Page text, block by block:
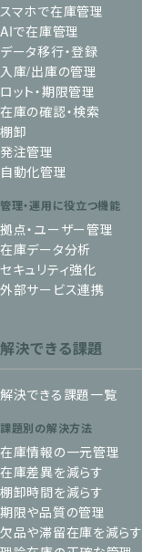
スマホで在庫管理
AIで在庫管理
データ移行・登録
入庫/出庫の管理
ロット・期限管理
在庫の確認・検索
棚卸
発注管理
自動化管理
管理・運用に役立つ機能
拠点・ユーザー管理
在庫データ分析
セキュリティ強化
外部サービス連携
解決できる課題
解決できる課題一覧
課題別の解決方法
在庫情報の一元管理
在庫差異を減らす
棚卸時間を減らす
期限や品質の管理
欠品や滞留在庫を減らす